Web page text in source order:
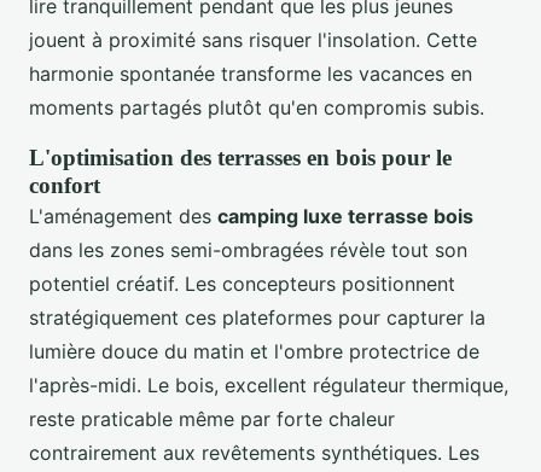
lire tranquillement pendant que les plus jeunes
jouent à proximité sans risquer l'insolation. Cette
harmonie spontanée transforme les vacances en
moments partagés plutôt qu'en compromis subis.
L'optimisation des terrasses en bois pour le
confort
L'aménagement des camping luxe terrasse bois
dans les zones semi-ombragées révèle tout son
potentiel créatif. Les concepteurs positionnent
stratégiquement ces plateformes pour capturer la
lumière douce du matin et l'ombre protectrice de
l'après-midi. Le bois, excellent régulateur thermique,
reste praticable même par forte chaleur
contrairement aux revêtements synthétiques. Les